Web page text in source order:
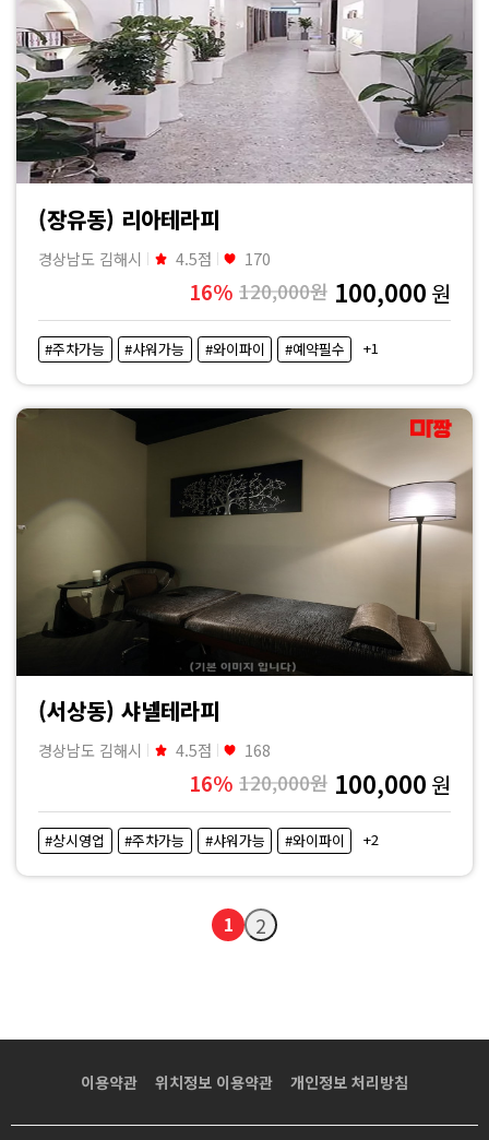
(장유동) 리아테라피
경상남도 김해시 4.5점 170
16% 120,000원 100,000 원
#주차가능 #샤워가능 #와이파이 #예약필수 +1
(서상동) 샤넬테라피
경상남도 김해시 4.5점 168
16% 120,000원 100,000 원
#상시영업 #주차가능 #샤워가능 #와이파이 +2
1 2
이용약관 위치정보 이용약관 개인정보 처리방침